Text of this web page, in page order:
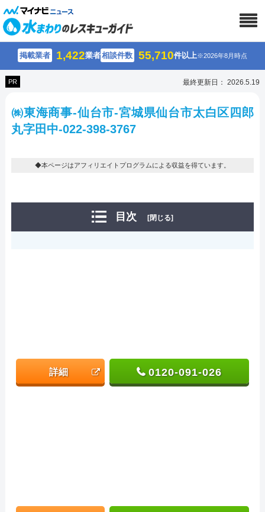
掲載業者 1,422業者相談件数 55,710件以上※2026年8月時点
PR 最終更新日： 2026.5.19
㈱東海商事-仙台市-宮城県仙台市太白区四郎
丸字田中-022-398-3767
◆本ページはアフィリエイトプログラムによる収益を得ています。
目次 [閉じる]
詳細 0120-091-026